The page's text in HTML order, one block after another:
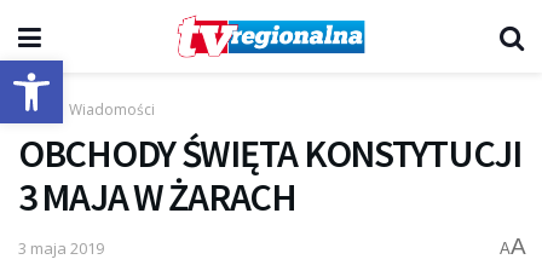
Otwórz pasek narzędzi
Start Wiadomości
OBCHODY ŚWIĘTA KONSTYTUCJI
3 MAJA W ŻARACH
3 maja 2019 AA